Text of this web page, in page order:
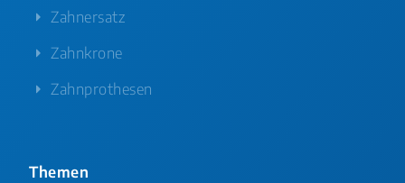
Zahnersatz
Zahnkrone
Zahnprothesen
Themen